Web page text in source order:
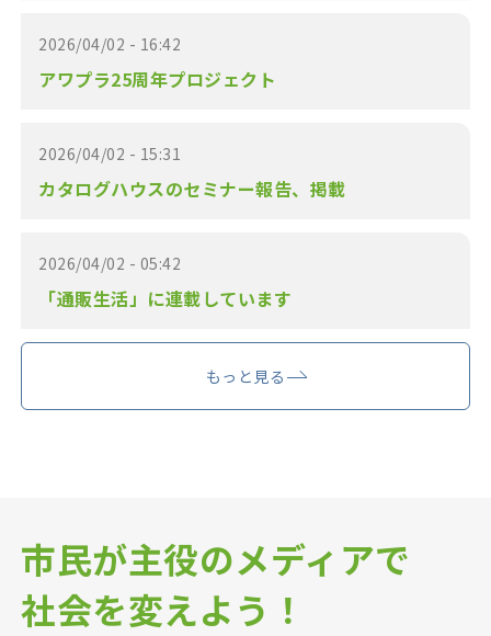
2026/04/02 - 16:42
アワプラ25周年プロジェクト
2026/04/02 - 15:31
カタログハウスのセミナー報告、掲載
2026/04/02 - 05:42
「通販生活」に連載しています
もっと見る
市民が主役のメディアで
社会を変えよう！